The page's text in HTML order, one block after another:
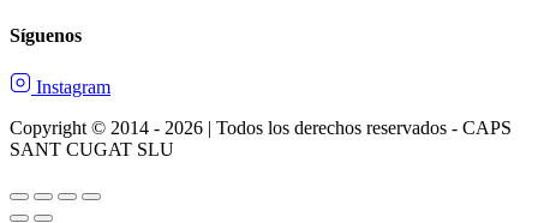
Síguenos
Instagram
Copyright © 2014 - 2026 | Todos los derechos reservados - CAPS
SANT CUGAT SLU